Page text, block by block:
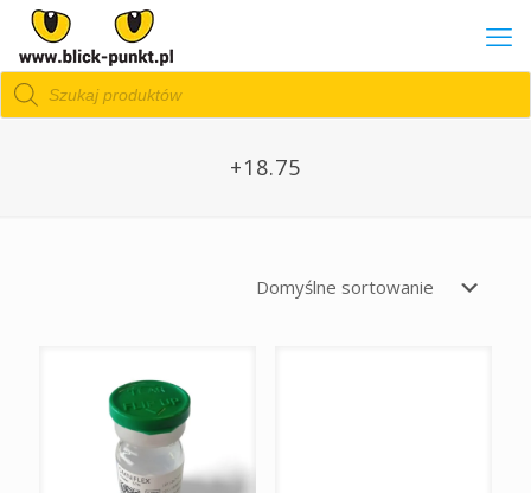
Wyszukiwarka
produktów
+18.75